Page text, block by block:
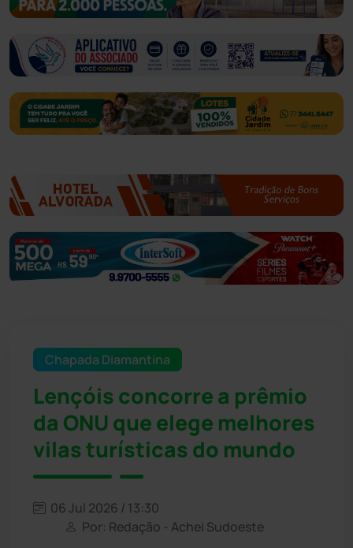
Chapada Diamantina
Lençóis concorre a prêmio
da ONU que elege melhores
vilas turísticas do mundo
06 Jul 2026 / 13:30
Por: Redação - Achei Sudoeste